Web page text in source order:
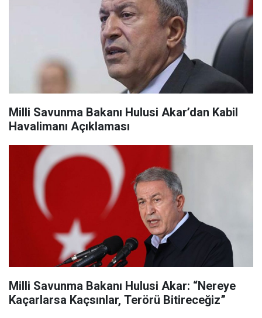
Milli Savunma Bakanı Hulusi Akar’dan Kabil
Havalimanı Açıklaması
Milli Savunma Bakanı Hulusi Akar: “Nereye
Kaçarlarsa Kaçsınlar, Terörü Bitireceğiz”